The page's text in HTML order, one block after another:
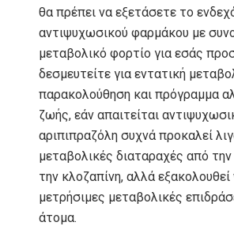
θα πρέπει να εξετάσετε το
αντιψυχωσικού φαρμάκου με
μεταβολικό φορτίο για εσάς
δεσμευτείτε για εντατική
παρακολούθηση και πρόγραμμα
ζωής, εάν απαιτείται
αριπιπραζόλη συχνά προκαλεί
μεταβολικές διαταραχές από την
την κλοζαπίνη, αλλά εξακολουθεί
μετρήσιμες μεταβολικές
άτομα.